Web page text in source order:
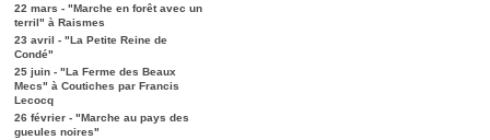
22 mars - "Marche en forêt avec un
terril" à Raismes
23 avril - "La Petite Reine de
Condé"
25 juin - "La Ferme des Beaux
Mecs" à Coutiches par Francis
Lecocq
26 février - "Marche au pays des
gueules noires"